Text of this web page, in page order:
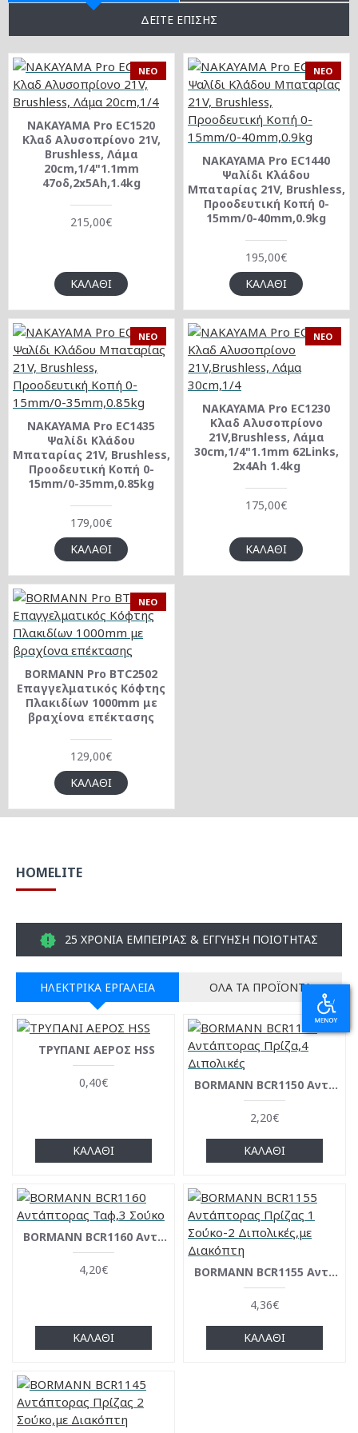
ΔΕΊΤΕ ΕΠΊΣΗΣ
NEO
NAKAYAMA Pro EC1520
Κλαδ Αλυσοπρίονο 21V,
Brushless, Λάμα
20cm,1/4"1.1mm
47οδ,2x5Ah,1.4kg
215,00€
ΚΑΛΆΘΙ
NEO
NAKAYAMA Pro EC1440
Ψαλίδι Κλάδου
Μπαταρίας 21V, Brushless,
Προοδευτική Κοπή 0-
15mm/0-40mm,0.9kg
195,00€
ΚΑΛΆΘΙ
NEO
NAKAYAMA Pro EC1435
Ψαλίδι Κλάδου
Μπαταρίας 21V, Brushless,
Προοδευτική Κοπή 0-
15mm/0-35mm,0.85kg
179,00€
ΚΑΛΆΘΙ
NEO
NAKAYAMA Pro EC1230
Κλαδ Αλυσοπρίονο
21V,Brushless, Λάμα
30cm,1/4"1.1mm 62Links,
2x4Ah 1.4kg
175,00€
ΚΑΛΆΘΙ
NEO
BORMANN Pro BTC2502
Επαγγελματικός Κόφτης
Πλακιδίων 1000mm με
βραχίονα επέκτασης
129,00€
ΚΑΛΆΘΙ
HOMELITE
25 ΧΡΟΝΙΑ ΕΜΠΕΙΡΙΑΣ & ΕΓΓΥΗΣΗ ΠΟΙΟΤΗΤΑΣ
ΗΛΕΚΤΡΙΚΆ ΕΡΓΑΛΕΊΑ ΌΛΑ ΤΑ ΠΡΟΪΌΝΤΑ
ΤΡΥΠΑΝΙ ΑΕΡΟΣ HSS
0,40€
ΚΑΛΆΘΙ
BΟRMANN BCR1150 Aντάπτορας Πρίζα,4 Διπολικές
2,20€
ΚΑΛΆΘΙ
BORMANN BCR1160 Αντάπτορας Ταφ,3 Σούκο
4,20€
ΚΑΛΆΘΙ
BORMANN BCR1155 Αντάπτορας Πρίζας 1 Σούκο-2 Διπολικές,με Διακόπτη
4,36€
ΚΑΛΆΘΙ